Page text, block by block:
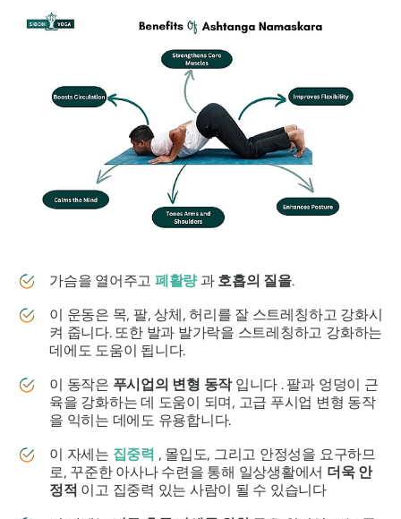
가슴을 열어주고 폐활량과 호흡의 질을.
이 운동은 목, 팔, 상체, 허리를 잘 스트레칭하고 강화시
켜 줍니다. 또한 발과 발가락을 스트레칭하고 강화하는
데에도 도움이 됩니다.
이 동작은 푸시업의 변형 동작입니다 . 팔과 엉덩이 근
육을 강화하는 데 도움이 되며, 고급 푸시업 변형 동작
을 익히는 데에도 유용합니다.
이 자세는 집중력 , 몰입도, 그리고 안정성을 요구하므
로, 꾸준한 아사나 수련을 통해 일상생활에서 더욱 안
정적 이고 집중력 있는 사람이 될 수 있습니다